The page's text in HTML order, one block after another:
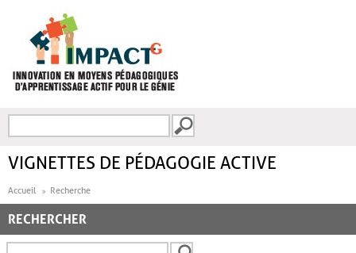
FORMULAIRE DE
VIGNETTES DE PÉDAGOGIE ACTIVE
Accueil Recherche
RECHERCHER